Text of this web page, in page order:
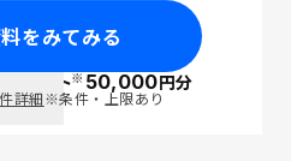
をみてみる
ポイント※50,000円分
詳細※条件・上限あり